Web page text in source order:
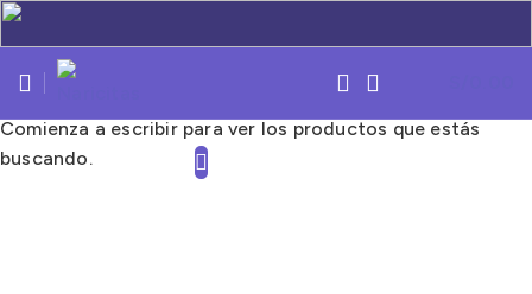
Comienza a escribir para ver los productos que estás
buscando.